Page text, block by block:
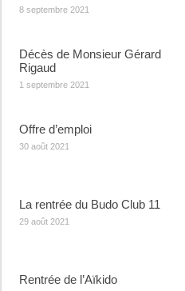
8 septembre 2021
Décès de Monsieur Gérard
Rigaud
1 septembre 2021
Offre d’emploi
30 août 2021
La rentrée du Budo Club 11
29 août 2021
Rentrée de l’Aïkido